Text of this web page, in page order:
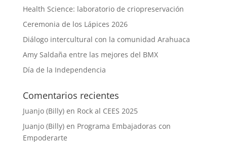
Health Science: laboratorio de criopreservación
Ceremonia de los Lápices 2026
Diálogo intercultural con la comunidad Arahuaca
Amy Saldaña entre las mejores del BMX
Día de la Independencia
Comentarios recientes
Juanjo (Billy)en Rock al CEES 2025
Juanjo (Billy)en Programa Embajadoras con
Empoderarte